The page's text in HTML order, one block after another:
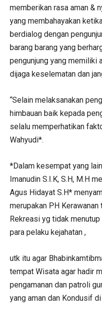
memberikan rasa aman &
yang membahayakan
berdialog dengan
barang barang yang
pengunjung yang memiliki
dijaga keselematan dan
“Selain melaksanakan
himbauan baik kepada
selalu memperhatikan
Wahyudi*.
*Dalam kesempat yang
Imanudin S.I.K, S.H, M.H
Agus Hidayat S.H*
merupakan PH
Rekreasi yg tidak
para pelaku kejahatan ,
utk itu agar
tempat Wisata agar hadir
pengamanan dan patroli
yang aman dan Kondusif